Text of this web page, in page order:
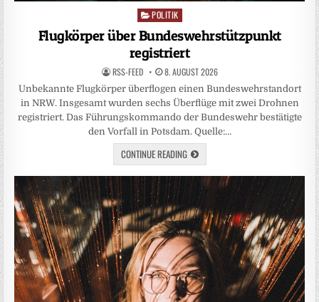
Posted
in
POLITIK
Flugkörper über Bundeswehrstützpunkt
registriert
RSS-FEED 8. AUGUST 2026
Unbekannte Flugkörper überflogen einen Bundeswehrstandort
in NRW. Insgesamt wurden sechs Überflüge mit zwei Drohnen
registriert. Das Führungskommando der Bundeswehr bestätigte
den Vorfall in Potsdam. Quelle:…
CONTINUE READING